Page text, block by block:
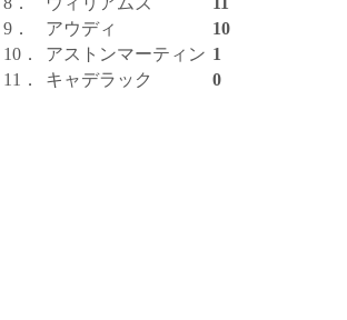
9．
アウディ
10
10．
アストンマーティン 1
11．
キャデラック 0